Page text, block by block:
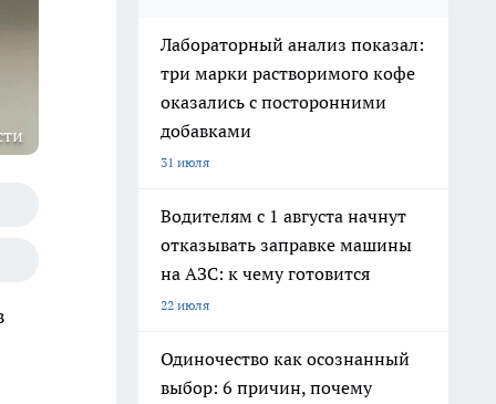
Лабораторный анализ показал:
три марки растворимого кофе
оказались с посторонними
добавками
31 июля
Водителям с 1 августа начнут
отказывать заправке машины
на АЗС: к чему готовится
22 июля
Одиночество как осознанный
выбор: 6 причин, почему